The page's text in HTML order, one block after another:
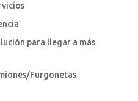
para llegar a más
Furgonetas